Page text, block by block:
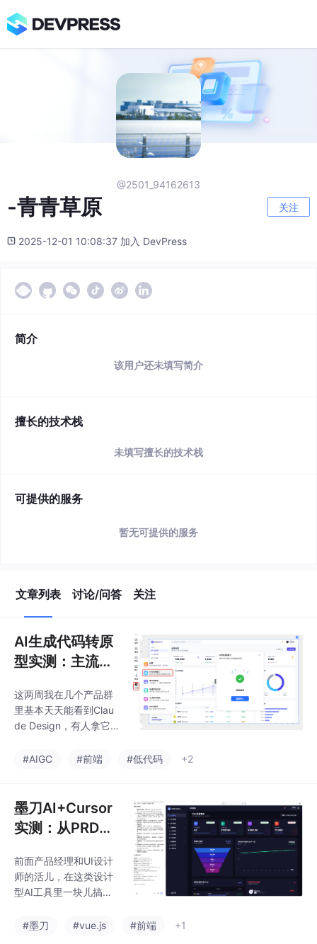
@2501_94162613
-青青草原 关注
2025-12-01 10:08:37 加入 DevPress
简介
该用户还未填写简介
擅长的技术栈
未填写擅长的技术栈
可提供的服务
暂无可提供的服务
文章列表 讨论/问答 关注
AI生成代码转原
型实测：主流AI
可编辑原型
这两周我在几个产品群
里基本天天能看到Clau
de Design，有人拿它
T，讨论频率高了不
“生成原型”，其实都是
代码生成。你给它一句
话，它生成产品界面，
后是一套代码在运行。
这类AI大模型用起来确
实顺手，可有一个很辣
际工作里，很少是“一次
#AIGC #前端 #低代码 +2
墨刀AI+Cursor
实测：从PRD到
斗图比前端手写
还稳
前面产品经理和UI设计
师的活儿，在这类设计
型AI工具里一块儿搞定
搭前端工程一条龙。Cu
#墨刀 #vue.js #前端 +1